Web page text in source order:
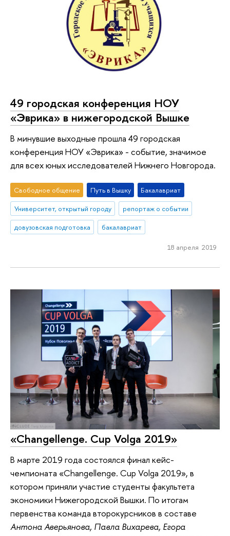
49 городская конференция НОУ
«Эврика» в нижегородской Вышке
В минувшие выходные прошла 49 городская
конференция НОУ «Эврика» - событие, значимое
для всех юных исследователей Нижнего Новгорода.
Свободное общение Путь в Вышку
Бакалавриат
Университет, открытый городу
репортаж о событии
довузовская подготовка
бакалавриат
18 апреля 2019
«Changellenge. Cup Volga 2019»
В марте 2019 года состоялся финал кейс-
чемпионата «Changellenge. Cup Volga 2019», в
котором приняли участие студенты факультета
экономики Нижегородской Вышки. По итогам
первенства команда второкурсников в составе
Антона Аверьянова, Павла Вихарева, Егора